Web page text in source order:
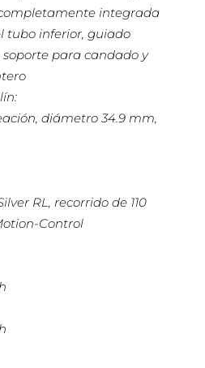
integrada
tubo inferior, guiado
soporte para candado y
diámetro 34.9 mm,
RL, recorrido de 110
Control